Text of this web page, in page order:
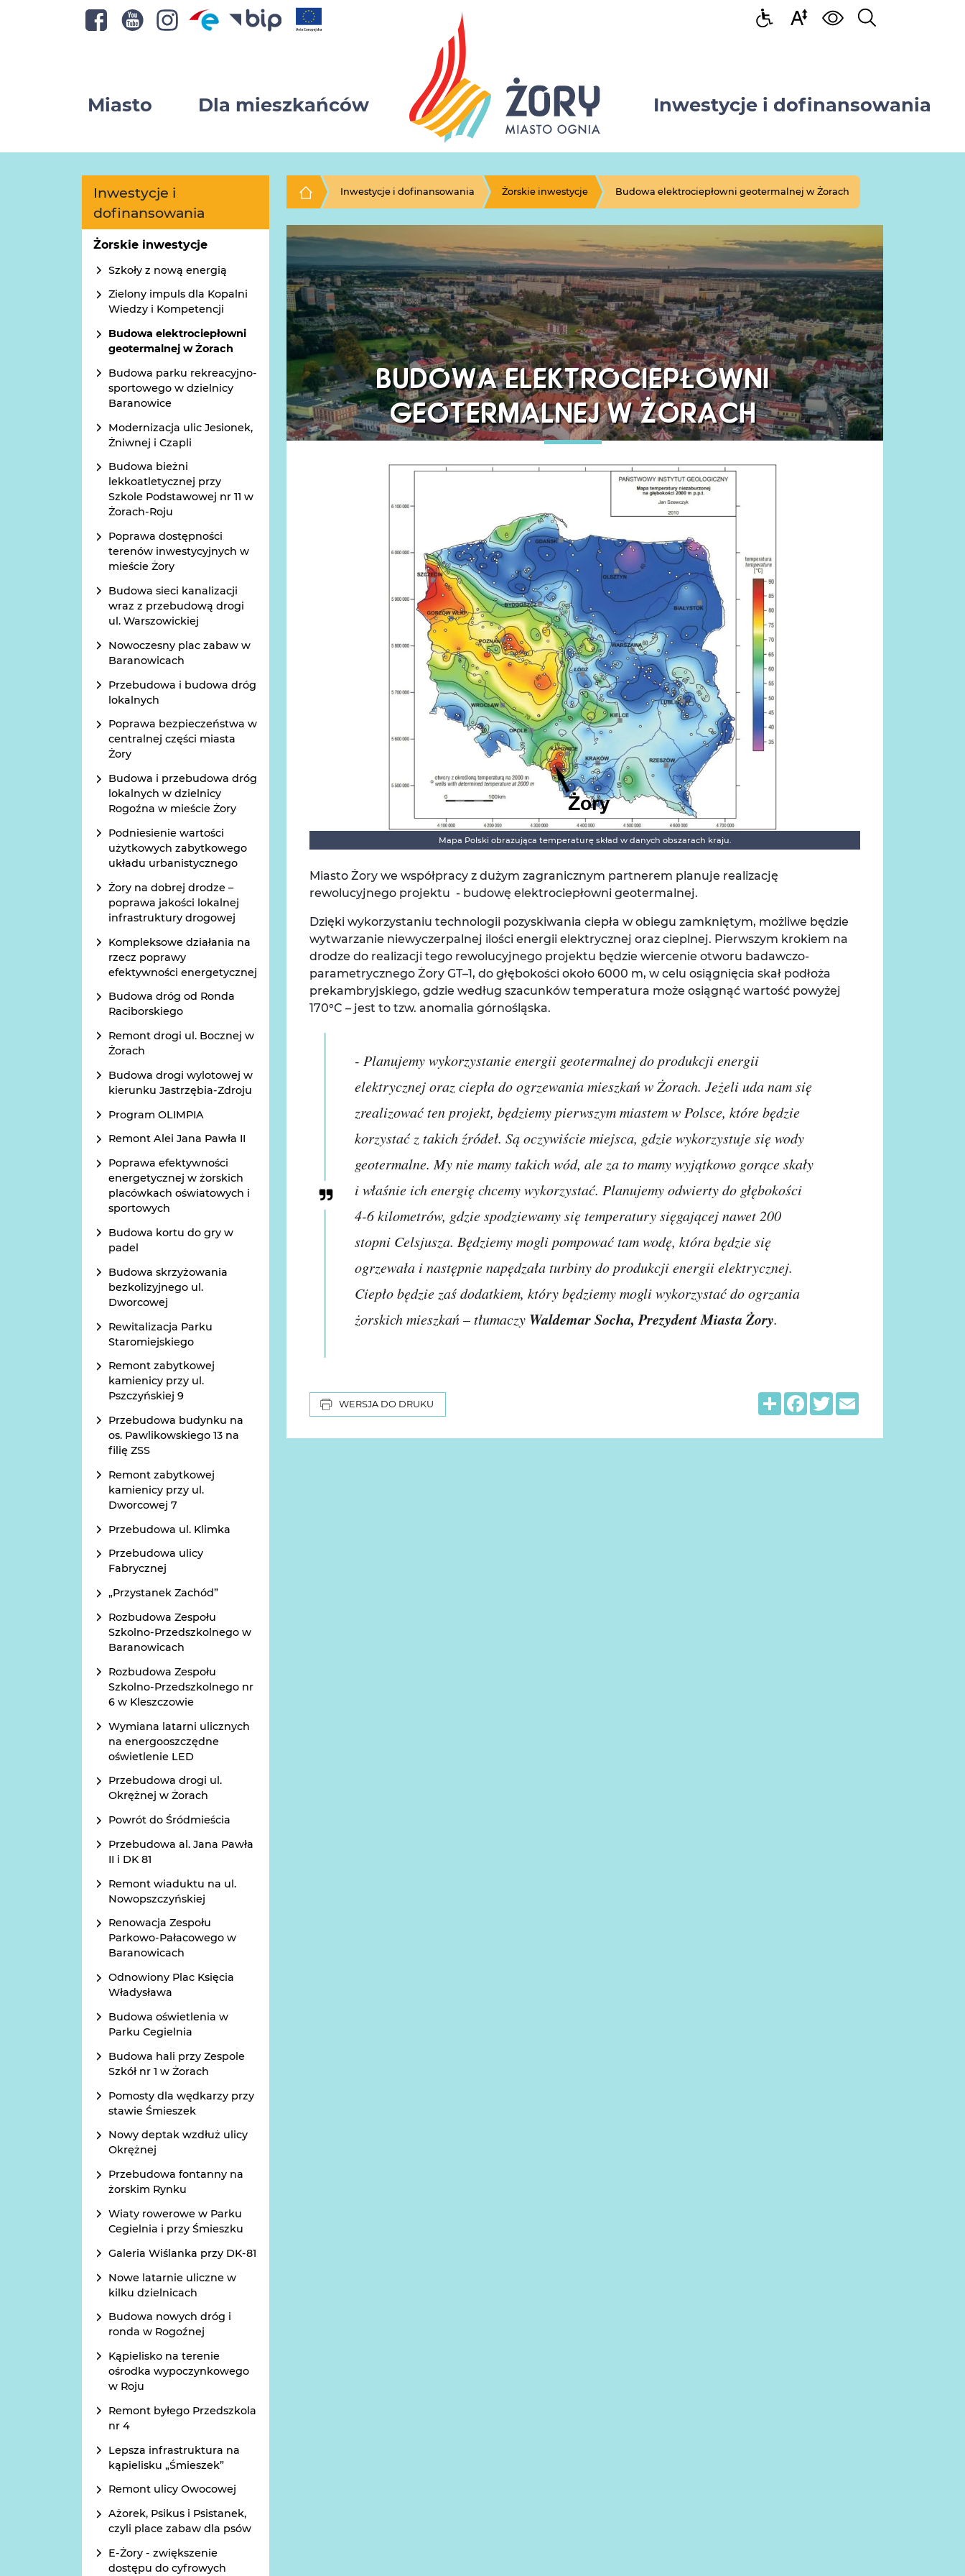
Miasto Dla mieszkańców Inwestycje i dofinansowania
Inwestycje i
dofinansowania
Żorskie inwestycje
Szkoły z nową energią
Zielony impuls dla Kopalni
Wiedzy i Kompetencji
Budowa elektrociepłowni
geotermalnej w Żorach
Budowa parku rekreacyjno-
sportowego w dzielnicy
Baranowice
Modernizacja ulic Jesionek,
Żniwnej i Czapli
Budowa bieżni
lekkoatletycznej przy
Szkole Podstawowej nr 11 w
Żorach-Roju
Poprawa dostępności
terenów inwestycyjnych w
mieście Żory
Budowa sieci kanalizacji
wraz z przebudową drogi
ul. Warszowickiej
Nowoczesny plac zabaw w
Baranowicach
Przebudowa i budowa dróg
lokalnych
Poprawa bezpieczeństwa w
centralnej części miasta
Żory
Budowa i przebudowa dróg
lokalnych w dzielnicy
Rogoźna w mieście Żory
Podniesienie wartości
użytkowych zabytkowego
układu urbanistycznego
Żory na dobrej drodze –
poprawa jakości lokalnej
infrastruktury drogowej
Kompleksowe działania na
rzecz poprawy
efektywności energetycznej
Budowa dróg od Ronda
Raciborskiego
Remont drogi ul. Bocznej w
Żorach
Budowa drogi wylotowej w
kierunku Jastrzębia-Zdroju
Program OLIMPIA
Remont Alei Jana Pawła II
Poprawa efektywności
energetycznej w żorskich
placówkach oświatowych i
sportowych
Budowa kortu do gry w
padel
Budowa skrzyżowania
bezkolizyjnego ul.
Dworcowej
Rewitalizacja Parku
Staromiejskiego
Remont zabytkowej
kamienicy przy ul.
Pszczyńskiej 9
Przebudowa budynku na
os. Pawlikowskiego 13 na
filię ZSS
Remont zabytkowej
kamienicy przy ul.
Dworcowej 7
Przebudowa ul. Klimka
Przebudowa ulicy
Fabrycznej
„Przystanek Zachód”
Rozbudowa Zespołu
Szkolno-Przedszkolnego w
Baranowicach
Rozbudowa Zespołu
Szkolno-Przedszkolnego nr
6 w Kleszczowie
Wymiana latarni ulicznych
na energooszczędne
oświetlenie LED
Przebudowa drogi ul.
Okrężnej w Żorach
Powrót do Śródmieścia
Przebudowa al. Jana Pawła
II i DK 81
Remont wiaduktu na ul.
Nowopszczyńskiej
Renowacja Zespołu
Parkowo-Pałacowego w
Baranowicach
Odnowiony Plac Księcia
Władysława
Budowa oświetlenia w
Parku Cegielnia
Budowa hali przy Zespole
Szkół nr 1 w Żorach
Pomosty dla wędkarzy przy
stawie Śmieszek
Nowy deptak wzdłuż ulicy
Okrężnej
Przebudowa fontanny na
żorskim Rynku
Wiaty rowerowe w Parku
Cegielnia i przy Śmieszku
Galeria Wiślanka przy DK-81
Nowe latarnie uliczne w
kilku dzielnicach
Budowa nowych dróg i
ronda w Rogoźnej
Kąpielisko na terenie
ośrodka wypoczynkowego
w Roju
Remont byłego Przedszkola
nr 4
Lepsza infrastruktura na
kąpielisku „Śmieszek”
Remont ulicy Owocowej
Ażorek, Psikus i Psistanek,
czyli place zabaw dla psów
E-Żory - zwiększenie
dostępu do cyfrowych
Inwestycje i dofinansowania Żorskie inwestycje Budowa elektrociepłowni geotermalnej w Żorach
BUDOWA ELEKTROCIEPŁOWNI
GEOTERMALNEJ W ŻORACH
Mapa Polski obrazująca temperaturę skład w danych obszarach kraju.
Miasto Żory we współpracy z dużym zagranicznym partnerem planuje realizację
rewolucyjnego projektu - budowę elektrociepłowni geotermalnej.
Dzięki wykorzystaniu technologii pozyskiwania ciepła w obiegu zamkniętym, możliwe będzie
wytwarzanie niewyczerpalnej ilości energii elektrycznej oraz cieplnej. Pierwszym krokiem na
drodze do realizacji tego rewolucyjnego projektu będzie wiercenie otworu badawczo-
parametrycznego Żory GT–1, do głębokości około 6000 m, w celu osiągnięcia skał podłoża
prekambryjskiego, gdzie według szacunków temperatura może osiągnąć wartość powyżej
170°C – jest to tzw. anomalia górnośląska.
- Planujemy wykorzystanie energii geotermalnej do produkcji energii
elektrycznej oraz ciepła do ogrzewania mieszkań w Żorach. Jeżeli uda nam się
zrealizować ten projekt, będziemy pierwszym miastem w Polsce, które będzie
korzystać z takich źródeł. Są oczywiście miejsca, gdzie wykorzystuje się wody
geotermalne. My nie mamy takich wód, ale za to mamy wyjątkowo gorące skały
i właśnie ich energię chcemy wykorzystać. Planujemy odwierty do głębokości
4-6 kilometrów, gdzie spodziewamy się temperatury sięgającej nawet 200
stopni Celsjusza. Będziemy mogli pompować tam wodę, która będzie się
ogrzewała i następnie napędzała turbiny do produkcji energii elektrycznej.
Ciepło będzie zaś dodatkiem, który będziemy mogli wykorzystać do ogrzania
żorskich mieszkań – tłumaczy Waldemar Socha, Prezydent Miasta Żory.
WERSJA DO DRUKU ShareFacebook
Twitter